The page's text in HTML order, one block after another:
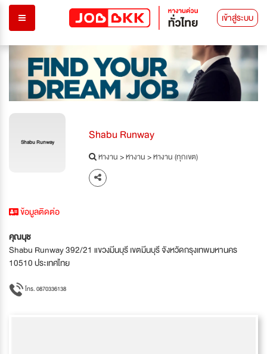
เข้าสู่ระบบ
Shabu Runway Shabu Runway
หางาน>หางาน>หางาน (ทุกเขต)
ข้อมูลติดต่อ
คุณนุช
Shabu Runway 392/21 แขวงมีนบุรี เขตมีนบุรี จังหวัดกรุงเทพมหานคร
10510 ประเทศไทย
โทร. 0870336138